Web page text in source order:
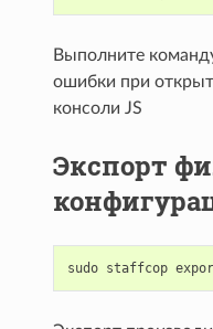
Выполните
ошибки при
консоли JS
Экспорт
sudo staffcop